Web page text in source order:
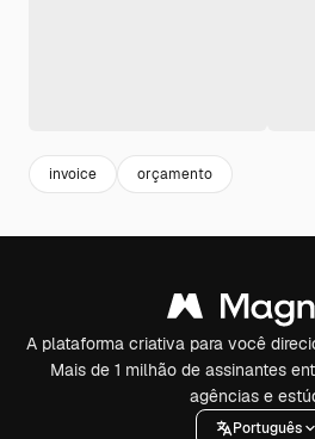
invoice orçamento
A plataforma criativa para você
Mais de 1 milhão de assinantes
agências e
Português